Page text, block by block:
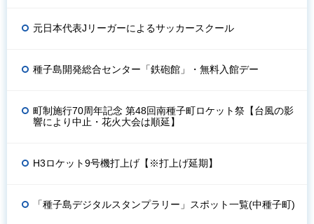
元日本代表Jリーガーによるサッカースクール
種子島開発総合センター「鉄砲館」・無料入館デー
町制施行70周年記念 第48回南種子町ロケット祭【台風の影
響により中止・花火大会は順延】
H3ロケット9号機打上げ【※打上げ延期】
「種子島デジタルスタンプラリー」スポット一覧(中種子町)